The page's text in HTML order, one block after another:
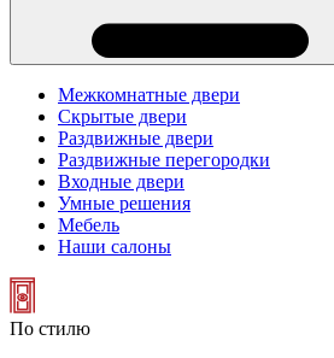
Межкомнатные двери
Скрытые двери
Раздвижные двери
Раздвижные перегородки
Входные двери
Умные решения
Мебель
Наши салоны
По стилю